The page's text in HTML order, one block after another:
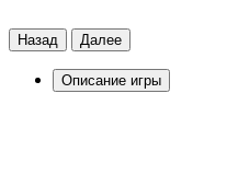
Назад Далее
Описание игры